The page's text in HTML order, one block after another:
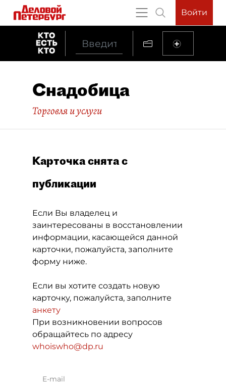
Войти
Снадобица
Торговля и услуги
Карточка снята с
публикации
Если Вы владелец и
заинтересованы в восстановлении
информации, касающейся данной
карточки, пожалуйста, заполните
форму ниже.
Если вы хотите создать новую
карточку, пожалуйста, заполните
анкету
При возникновении вопросов
обращайтесь по адресу
whoiswho@dp.ru
E-mail